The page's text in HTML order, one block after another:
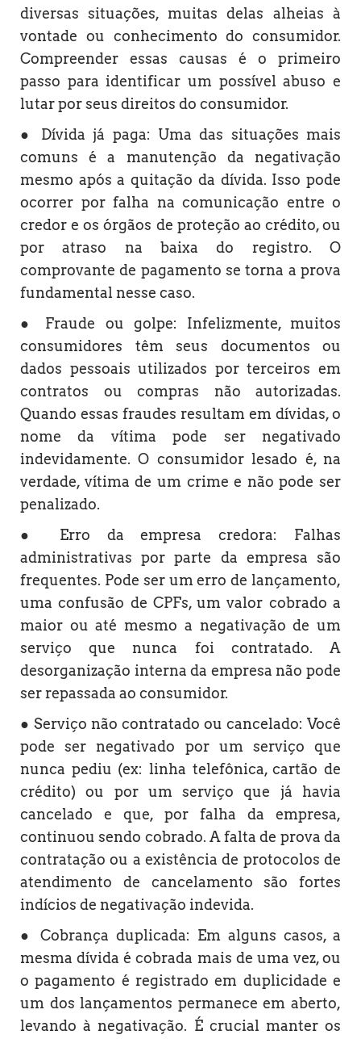
diversas situações, muitas delas alheias à
vontade ou conhecimento do consumidor.
Compreender essas causas é o primeiro
passo para identificar um possível abuso e
lutar por seus direitos do consumidor.
● Dívida já paga: Uma das situações mais
comuns é a manutenção da negativação
mesmo após a quitação da dívida. Isso pode
ocorrer por falha na comunicação entre o
credor e os órgãos de proteção ao crédito, ou
por atraso na baixa do registro. O
comprovante de pagamento se torna a prova
fundamental nesse caso.
● Fraude ou golpe: Infelizmente, muitos
consumidores têm seus documentos ou
dados pessoais utilizados por terceiros em
contratos ou compras não autorizadas.
Quando essas fraudes resultam em dívidas, o
nome da vítima pode ser negativado
indevidamente. O consumidor lesado é, na
verdade, vítima de um crime e não pode ser
penalizado.
● Erro da empresa credora: Falhas
administrativas por parte da empresa são
frequentes. Pode ser um erro de lançamento,
uma confusão de CPFs, um valor cobrado a
maior ou até mesmo a negativação de um
serviço que nunca foi contratado. A
desorganização interna da empresa não pode
ser repassada ao consumidor.
● Serviço não contratado ou cancelado: Você
pode ser negativado por um serviço que
nunca pediu (ex: linha telefônica, cartão de
crédito) ou por um serviço que já havia
cancelado e que, por falha da empresa,
continuou sendo cobrado. A falta de prova da
contratação ou a existência de protocolos de
atendimento de cancelamento são fortes
indícios de negativação indevida.
● Cobrança duplicada: Em alguns casos, a
mesma dívida é cobrada mais de uma vez, ou
o pagamento é registrado em duplicidade e
um dos lançamentos permanece em aberto,
levando à negativação. É crucial manter os